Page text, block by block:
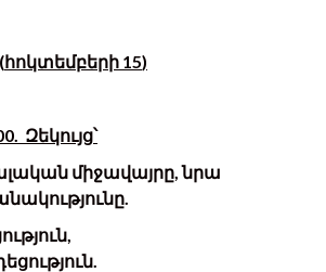
(հոկտեմբերի 15)
Զեկույց՝
միջավայրը, նրա